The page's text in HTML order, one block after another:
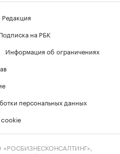
Редакция
на РБК
Информация об ограничениях
персональных данных